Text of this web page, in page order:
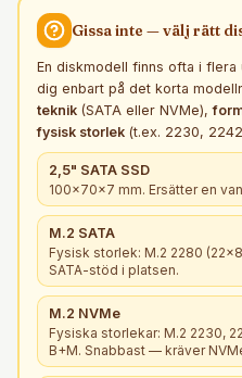
Gissa inte — välj rätt
En diskmodell finns ofta i
dig enbart på det korta
teknik (SATA eller NVMe),
fysisk storlek (t.ex. 2230,
2,5" SATA SSD
100×70×7 mm. Ersätter en
M.2 SATA
Fysisk storlek: M.2 2280
SATA-stöd i platsen.
M.2 NVMe
Fysiska storlekar: M.2 2230,
B+M. Snabbast — kräver